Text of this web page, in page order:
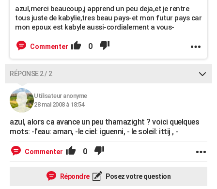
azul,merci beaucoup,j apprend un peu deja,et je rentre
tous juste de kabylie,tres beau pays-et mon futur pays car
mon epoux est kabyle aussi-cordialement a vous-
Commenter 0
RÉPONSE 2 / 2
Utilisateur anonyme
28 mai 2008 à 18:54
azul, alors ca avance un peu thamazight ? voici quelques
mots: -l'eau: aman, -le ciel: iguenni, - le soleil: ittij , -
Commenter 0
Répondre Posez votre question